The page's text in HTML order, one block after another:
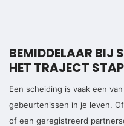
BEMIDDELAAR BIJ
HET TRAJECT
Een scheiding is vaak een
gebeurtenissen in je leven.
of een geregistreerd